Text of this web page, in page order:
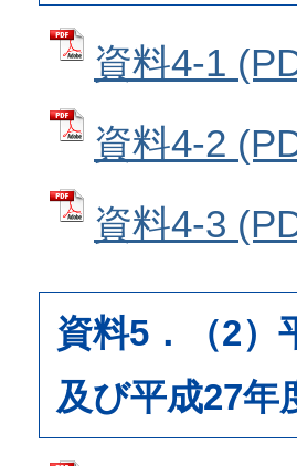
資料4-1
資料4-2
資料4-3
資料5．（2）
及び平成27年